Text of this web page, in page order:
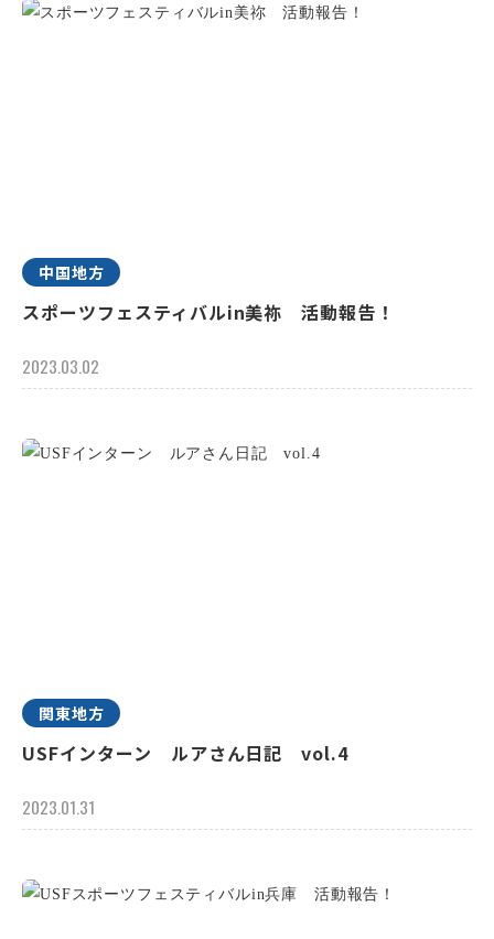
中国地方
スポーツフェスティバルin美祢 活動報告！
2023.03.02
関東地方
USFインターン ルアさん日記 vol.4
2023.01.31